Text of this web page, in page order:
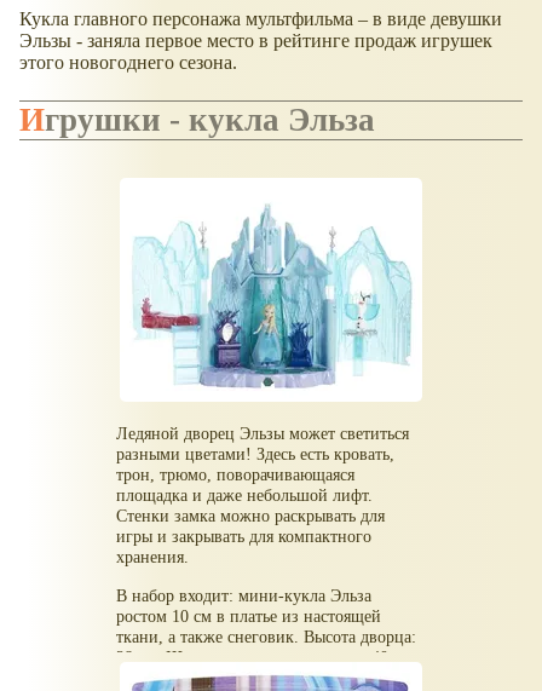
Кукла главного персонажа мультфильма – в виде девушки
Эльзы - заняла первое место в рейтинге продаж игрушек
этого новогоднего сезона.
Игрушки - кукла Эльза
Ледяной дворец Эльзы может светиться
разными цветами! Здесь есть кровать,
трон, трюмо, поворачивающаяся
площадка и даже небольшой лифт.
Стенки замка можно раскрывать для
игры и закрывать для компактного
хранения.
В набор входит: мини-кукла Эльза
ростом 10 см в платье из настоящей
ткани, а также снеговик. Высота дворца:
28 см. Ширина в раскрытом виде: 40 см.